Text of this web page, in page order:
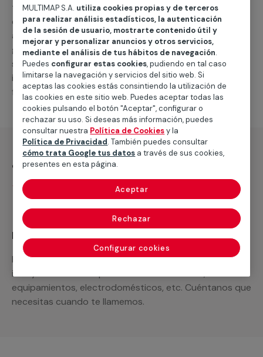
técnico de MULTIMAP contactará inmediatamente
contigo para informarte sobre las diferentes
alternativas que podemos ofrecerte para elservicio
general de climatización frio, como por ejemplo el
suministro de los materiales necesarios, las
intervenciones a realizar, o la mano de obra que hará
falta para completar tu proyecto.
¿Qué incluye?
Recuerda que en MULTIMAP
Podemos ofrecer cualquier servicio a medida
incluyendo todo lo que necesites: materiales,
equipamientos, electrodomésticos, etc. Cuéntanos que
necesitas cuando te llamemos.
MULTIMAP S.A. utiliza cookies propias y de terceros
para realizar análisis estadísticos, la autenticación
de la sesión de usuario, mostrarte contenido útil y
mejorar y personalizar anuncios y otros servicios,
mediante el análisis de tus hábitos de navegación.
Puedes configurar estas cookies, pudiendo en tal caso
limitarse la navegación y servicios del sitio web. Si
aceptas las cookies estás consintiendo la utilización de
las cookies en este sitio web. Puedes aceptar todas las
cookies pulsando el botón "Aceptar", configurar o
rechazar su uso. Si deseas más información, puedes
consultar nuestra Política de Cookiesy la
Política de Privacidad. También puedes consultar
cómo trata Google tus datos a través de sus cookies,
presentes en esta página.
Configurar cookies
Rechazar
Aceptar